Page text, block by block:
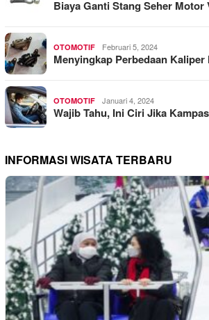
Biaya Ganti Stang Seher
OTOMOTIF Februari 5, 2024
Menyingkap Perbedaan
OTOMOTIF Januari 4, 2024
Wajib Tahu, Ini Ciri Jika
INFORMASI WISATA TERBARU